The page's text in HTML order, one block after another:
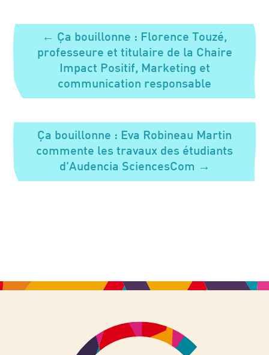
← Ça bouillonne : Florence Touzé,
professeure et titulaire de la Chaire
Impact Positif, Marketing et
communication responsable
Ça bouillonne : Eva Robineau Martin
commente les travaux des étudiants
d'Audencia SciencesCom →